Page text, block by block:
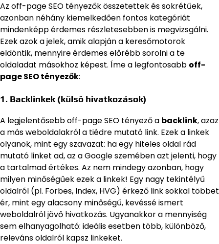
Az off-page SEO tényezők összetettek és sokrétűek,
azonban néhány kiemelkedően fontos kategóriát
mindenképp érdemes részletesebben is megvizsgálni.
Ezek azok a jelek, amik alapján a keresőmotorok
eldöntik, mennyire érdemes előrébb sorolni a te
oldaladat másokhoz képest. Íme a legfontosabb off-
page SEO tényezők:
1. Backlinkek (külső hivatkozások)
A legjelentősebb off-page SEO tényező a backlink, azaz
a más weboldalakról a tiédre mutató link. Ezek a linkek
olyanok, mint egy szavazat: ha egy hiteles oldal rád
mutató linket ad, az a Google szemében azt jelenti, hogy
a tartalmad értékes. Az nem mindegy azonban, hogy
milyen minőségűek ezek a linkek! Egy nagy tekintélyű
oldalról (pl. Forbes, Index, HVG) érkező link sokkal többet
ér, mint egy alacsony minőségű, kevéssé ismert
weboldalról jövő hivatkozás. Ugyanakkor a mennyiség
sem elhanyagolható: ideális esetben több, különböző,
releváns oldalról kapsz linkeket.